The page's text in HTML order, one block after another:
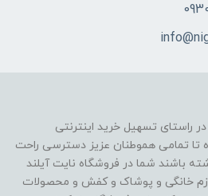
راستای تسهیل خرید اینترنتی
تا تمامی هموطنان عزیز دسترسی راحت
باشند شما در فروشگاه نایت آیلند
خانگی و پوشاک و کفش و محصولات